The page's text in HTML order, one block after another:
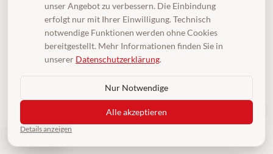
Chill-Wave
BAHNENWARE, FLIESE/MODUL·FRISÉ·13 DEKORE
Eleganter Frisé-Velours mit feiner Körnung und guter
Dekore & Details ansehen
4,5 (250)
unser Angebot zu verbessern. Die Einbindung
erfolgt nur mit Ihrer Einwilligung. Technisch
notwendige Funktionen werden ohne Cookies
bereitgestellt. Mehr Informationen finden Sie in
unserer Datenschutzerklärung.
Details anzeigen
Nur Notwendige
Alle akzeptieren